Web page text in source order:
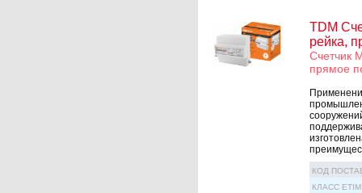
TDM
рейка,
Счетчик
прямое
КОД
КЛАСС ETIM